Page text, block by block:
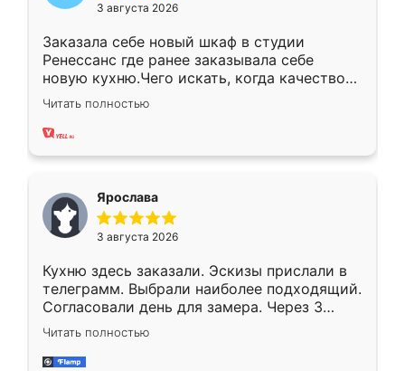
3 августа 2026
Заказала себе новый шкаф в студии
Ренессанс где ранее заказывала себе
новую кухню.Чего искать, когда качеством
вполне довольна. Служит кухня уже почти
два года, нареканий нет.
Читать полностью
Ярослава
3 августа 2026
Кухню здесь заказали. Эскизы прислали в
телеграмм. Выбрали наиболее подходящий.
Согласовали день для замера. Через 3
недели кухня была уже готова. Остались
довольны работой. Спасибо Ренессанс
мебель за качественную работу!
Читать полностью